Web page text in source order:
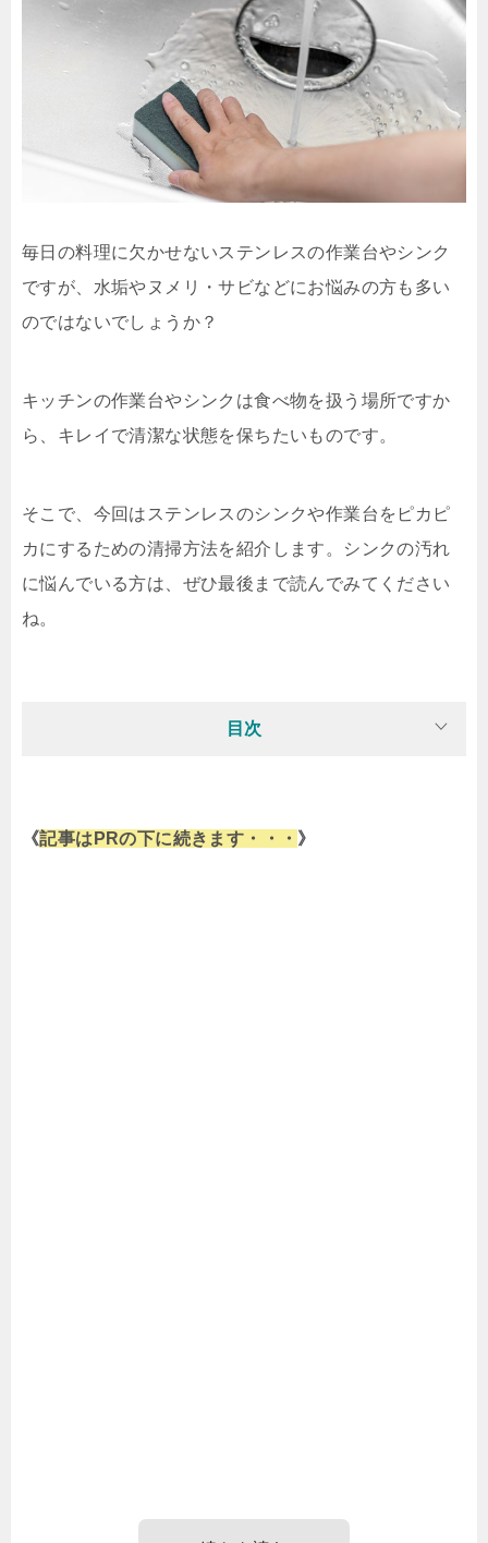
毎日の料理に欠かせないステンレスの作業台やシンク
ですが、水垢やヌメリ・サビなどにお悩みの方も多い
のではないでしょうか？
キッチンの作業台やシンクは食べ物を扱う場所ですか
ら、キレイで清潔な状態を保ちたいものです。
そこで、今回はステンレスのシンクや作業台をピカピ
カにするための清掃方法を紹介します。シンクの汚れ
に悩んでいる方は、ぜひ最後まで読んでみてください
ね。
目次
《記事はPRの下に続きます・・・ 》